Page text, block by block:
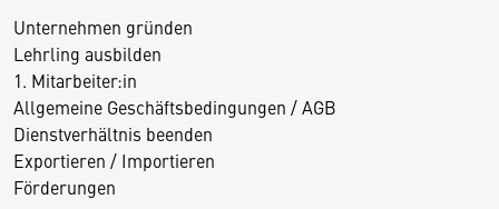
Unternehmen gründen
Lehrling ausbilden
1. Mitarbeiter:in
Allgemeine Geschäftsbedingungen / AGB
Dienstverhältnis beenden
Exportieren / Importieren
Förderungen